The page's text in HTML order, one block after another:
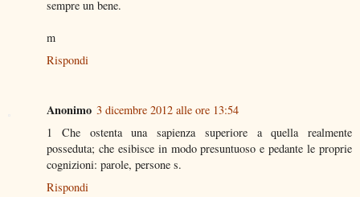
sempre un bene.
m
Rispondi
Anonimo 3 dicembre 2012 alle ore 13:54
1 Che ostenta una sapienza superiore a quella realmente
posseduta; che esibisce in modo presuntuoso e pedante le proprie
cognizioni: parole, persone s.
Rispondi